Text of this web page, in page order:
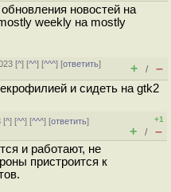
новостей на
weekly на mostly
[^] [^^] [^^^] [ответить]
+ / –
и сидеть на gtk2
[^] [^^] [^^^] [ответить]
+1
+ / –
и работают, не
пристроится к